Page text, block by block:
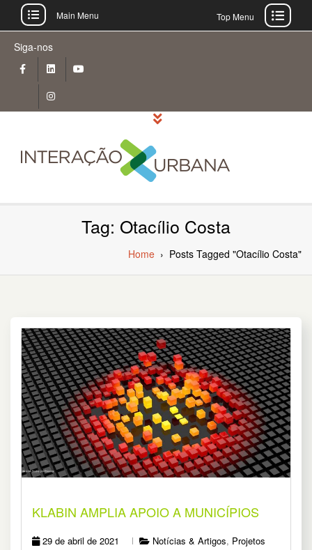
content
Siga-nos
Main Menu Top Menu
Tag: Otacílio Costa
Home › Posts Tagged "Otacílio Costa"
KLABIN AMPLIA APOIO A MUNICÍPIOS
29 de abril de 2021 Notícias & Artigos, Projetos